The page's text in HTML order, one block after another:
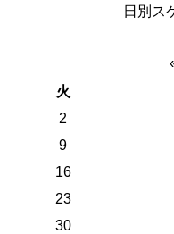
日別ス
火
2
9
16
23
30